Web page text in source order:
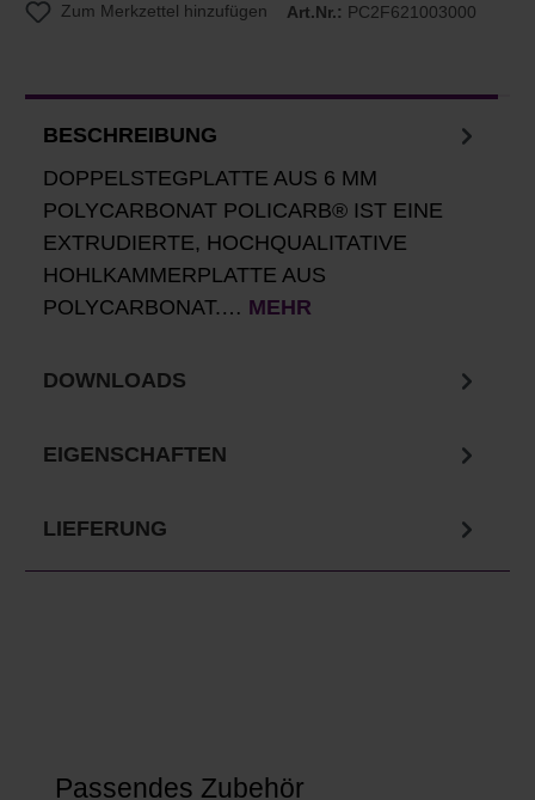
Zum Merkzettel hinzufügen Art.Nr.: PC2F621003000
BESCHREIBUNG
DOPPELSTEGPLATTE AUS 6 MM
POLYCARBONAT POLICARB® IST EINE
EXTRUDIERTE, HOCHQUALITATIVE
HOHLKAMMERPLATTE AUS
POLYCARBONAT.… MEHR
DOWNLOADS
EIGENSCHAFTEN
LIEFERUNG
Produktgalerie überspringen
Passendes Zubehör